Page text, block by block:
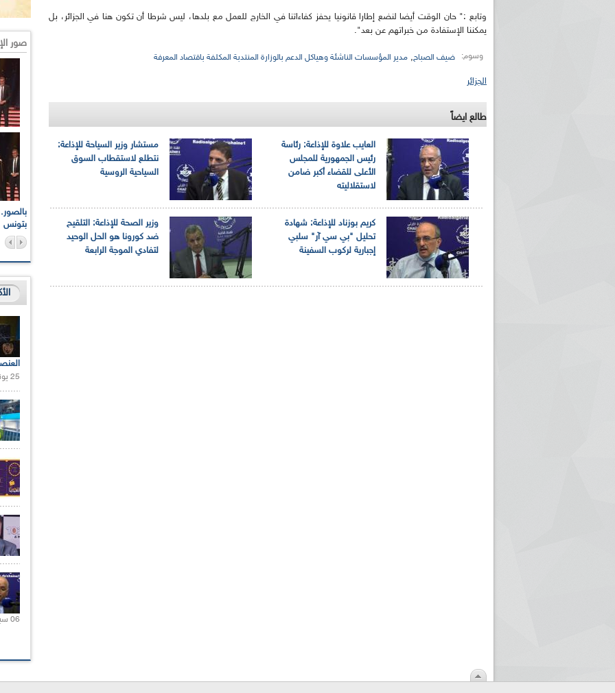
وتابع :" حان الوقت أيضا لنضع إطارا قانونيا يحفز كفاءاتنا في الخارج للعمل مع بلدها، ليس شرطا أن تكون هنا في الجزائر، بل
يمكننا الإستفادة من خبراتهم عن بعد".
وسوم: ضيف الصباح, مدير المؤسسات الناشئة وهياكل الدعم بالوزارة المنتدبة المكلفة باقتصاد المعرفة
الجزائر
طالع ايضاً
مستشار وزير السياحة للإذاعة:
نتطلع لاستقطاب السوق
السياحية الروسية
العايب علاوة للإذاعة: رئاسة
رئيس الجمهورية للمجلس
الأعلى للقضاء أكبر ضامن
لاستقلاليته
وزير الصحة للإذاعة: التلقيح
ضد كورونا هو الحل الوحيد
لتفادي الموجة الرابعة
كريم بوزناد للإذاعة: شهادة
تحليل "بي سي آر" سلبي
إجبارية لركوب السفينة
صور
بتونس
17 أكتوبر 1961
حول مرافقة وتغطية الإنتخابات المحلية لـ27 نوفمبر 2021
25 يونيو 2021 |
06 سبتمبر 2020 |